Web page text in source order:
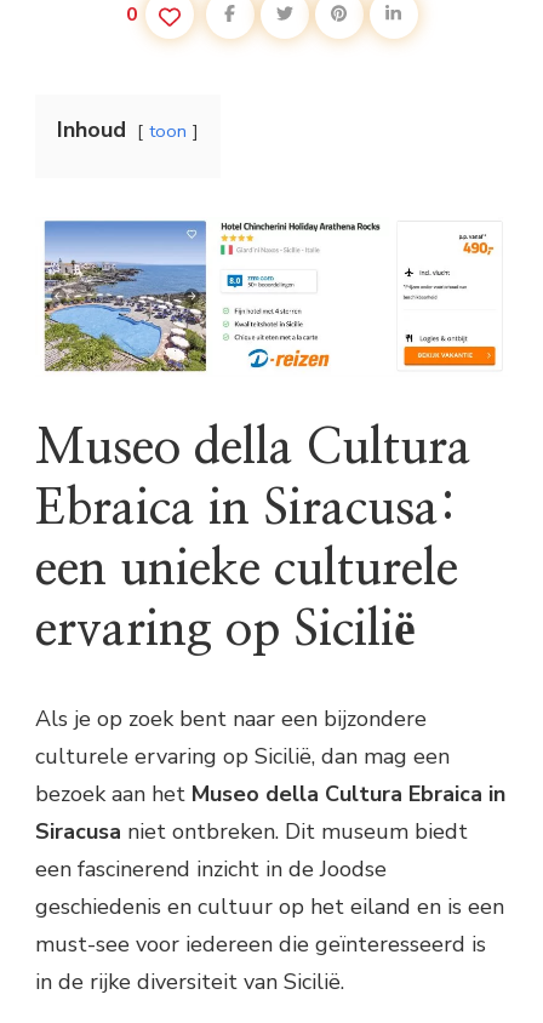
0
Inhoud toon
Museo della Cultura
Ebraica in Siracusa:
een unieke culturele
ervaring op Sicilië
Als je op zoek bent naar een bijzondere
culturele ervaring op Sicilië, dan mag een
bezoek aan het Museo della Cultura Ebraica in
Siracusa niet ontbreken. Dit museum biedt
een fascinerend inzicht in de Joodse
geschiedenis en cultuur op het eiland en is een
must-see voor iedereen die geïnteresseerd is
in de rijke diversiteit van Sicilië.